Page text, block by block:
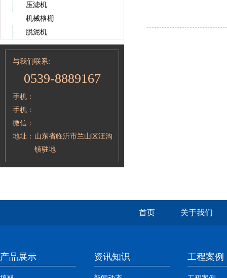
压滤机
机械格栅
脱泥机
与我们联系:
0539-8889167
手机：
手机：
微信：
地址： 山东省临沂市兰山区汪沟
镇驻地
首页 关于我们
产品展示 资讯知识 工程案例